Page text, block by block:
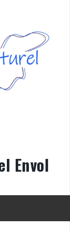
Envol